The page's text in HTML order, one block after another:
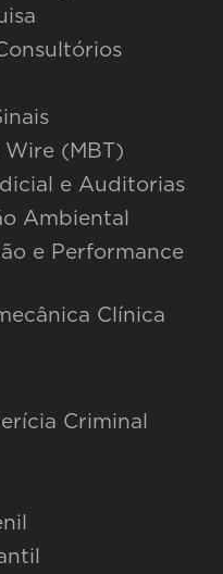
(MBT)
e Auditorias
Ambiental
e Performance
Clínica
Criminal